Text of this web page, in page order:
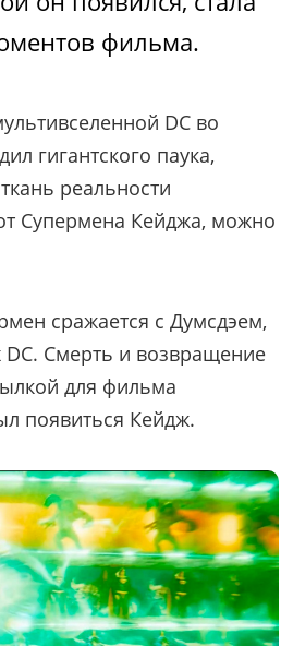
фильма.
DC во
гигантского паука,
реальности
Супермена Кейджа, можно
сражается с Думсдэем,
Смерть и возвращение
для фильма
появиться Кейдж.